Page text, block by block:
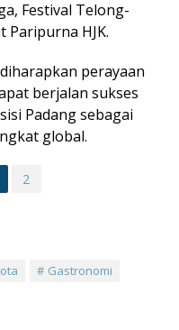
Festival Telong-
Paripurna HJK.
perayaan
berjalan sukses
Padang sebagai
global.
2
Gastronomi